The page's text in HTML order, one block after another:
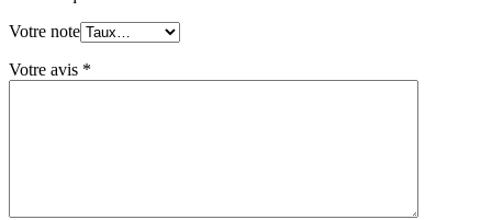
Votre note
Votre avis *